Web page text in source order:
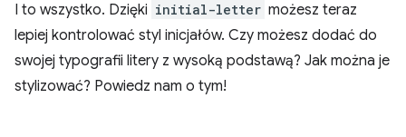
I to wszystko. Dzięki initial-letter możesz teraz
lepiej kontrolować styl inicjałów. Czy możesz dodać do
swojej typografii litery z wysoką podstawą? Jak można je
stylizować? Powiedz nam o tym!